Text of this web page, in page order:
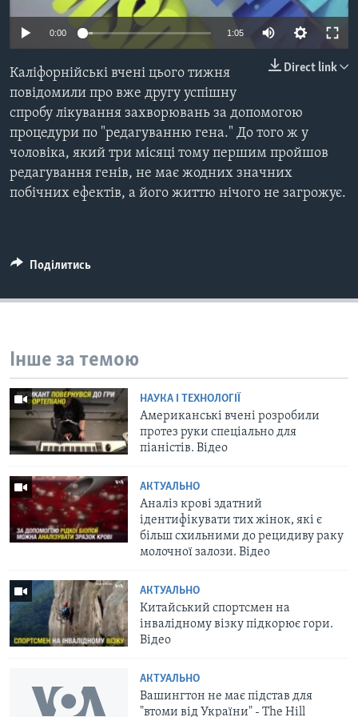
СУСПІЛЬСТВО
ІСТОРІЇ УСПІХУ УКРАЇНЦІВ
ТЕЛЕПРОГРАМИ
БРИФІНГ ГОЛОСУ АМЕРИКИ
СТУДІЯ ВАШИНГТОН
ВІКНО В АМЕРИКУ
ПРАЙМ-ТАЙМ
ПОГЛЯД З ВАШИНГТОНА
Learning English
МИ В СОЦМЕРЕЖАХ
0:00 1:05
Direct link
Каліфорнійські вчені цього тижня
повідомили про вже другу успішну
спробу лікування захворювань за допомогою
процедури по "pедагуванню гена." До того ж у
чоловіка, який три місяці тому першим пройшов
редагування генів, не має жодних значних
побічних ефектів, а його життю нічого не загрожує.
Поділитись
Інше за темою
НАУКА І ТЕХНОЛОГІЇ
Американські вчені розробили
протез руки спеціально для
піаністів. Відео
АКТУАЛЬНО
Аналіз крові здатний
ідентифікувати тих жінок, які є
більш схильними до рецидиву раку
молочної залози. Відео
АКТУАЛЬНО
Китайський спортсмен на
інвалідному візку підкорює гори.
Відео
АКТУАЛЬНО
Вашингтон не має підстав для
"втоми від України" - The Hill